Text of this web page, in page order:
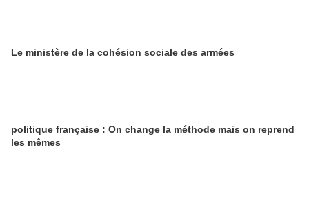
Le ministère de la cohésion sociale des armées
politique française : On change la méthode mais on reprend
les mêmes